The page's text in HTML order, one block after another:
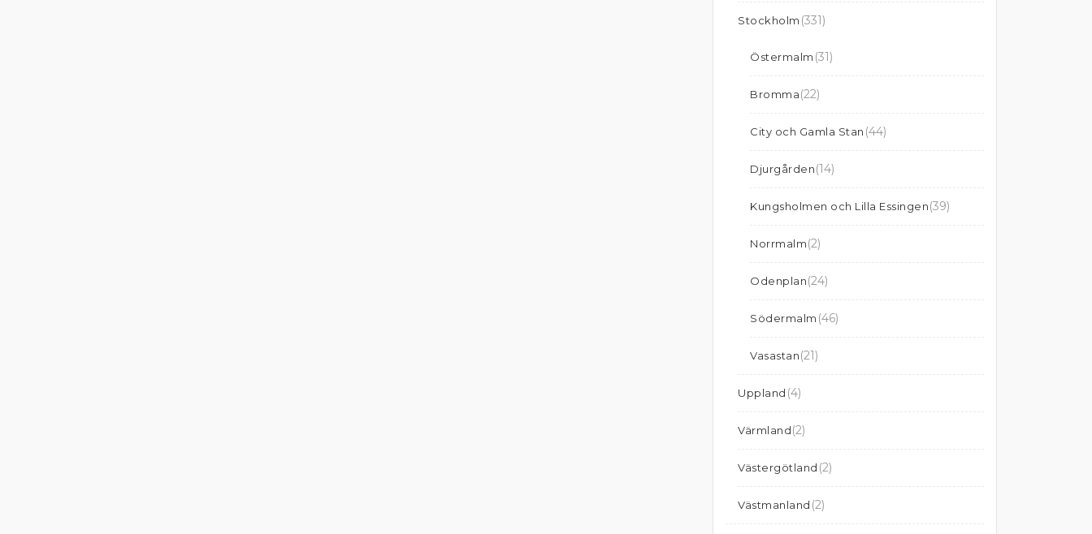
Stockholm (331)
Östermalm (31)
Bromma(22)
City och Gamla Stan (44)
Djurgården(14)
Kungsholmen och Lilla Essingen(39)
Norrmalm(2)
Odenplan(24)
Södermalm (46)
Vasastan(21)
Uppland (4)
Värmland(2)
Västergötland (2)
Västmanland (2)